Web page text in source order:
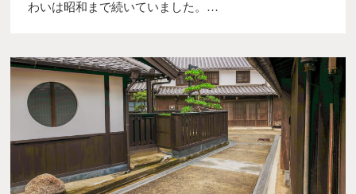
わいは昭和まで続いていました。…